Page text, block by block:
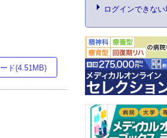
ド(4.51MB)
ログインできな